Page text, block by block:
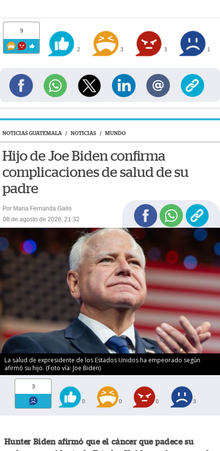
9
2 3 3 1
NOTICIAS GUATEMALA / NOTICIAS / MUNDO
Hijo de Joe Biden confirma
complicaciones de salud de su
padre
Por Maria Fernanda Gallo
08 de agosto de 2026, 21:32
La salud de expresidente de los Estados Unidos ha empeorado según
afirmó su hijo. (Foto vía: Joe Biden)
3
0 0 0 3
Hunter Biden afirmó que el cáncer que padece su